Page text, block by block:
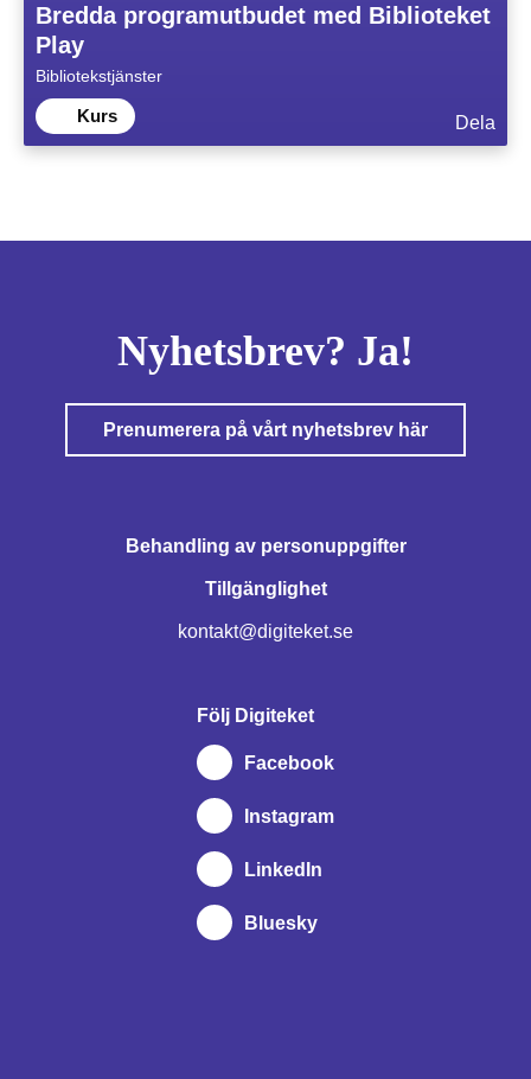
Bredda programutbudet med Biblioteket
Play
Bibliotekstjänster
Kurs Dela
Behandling av personuppgifter
Tillgänglighet
kontakt@digiteket.se
Nyhetsbrev? Ja!
Prenumerera på vårt nyhetsbrev här
Följ Digiteket
Facebook
Instagram
LinkedIn
Bluesky